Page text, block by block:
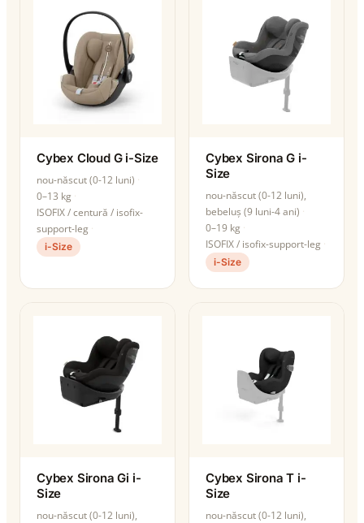
Cybex Cloud G i-Size
nou-născut (0-12 luni)
0–13 kg
ISOFIX / centură / isofix-
support-leg
i-Size
Cybex Sirona G i-
Size
nou-născut (0-12 luni),
bebeluș (9 luni-4 ani)
0–19 kg
ISOFIX / isofix-support-leg
i-Size
Cybex Sirona Gi i-
Size
nou-născut (0-12 luni),
Cybex Sirona T i-
Size
nou-născut (0-12 luni),